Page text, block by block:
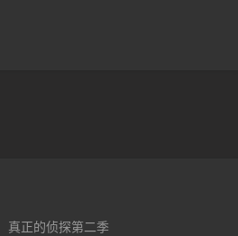
真正的侦探第二季